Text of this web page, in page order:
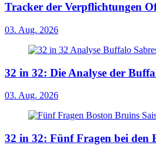
Tracker der Verpflichtungen
03. Aug. 2026
32 in 32: Die Analyse der
03. Aug. 2026
32 in 32: Fünf Fragen bei den